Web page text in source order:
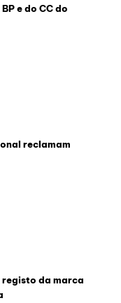
e do CC do
reclamam
da marca